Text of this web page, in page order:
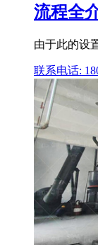
流程全
由于此的设
联系电话: